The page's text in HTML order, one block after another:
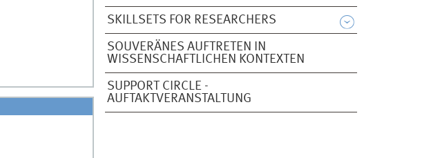
SKILLSETS FOR RESEARCHERS
SOUVERÄNES AUFTRETEN IN
WISSENSCHAFTLICHEN KONTEXTEN
SUPPORT CIRCLE -
AUFTAKTVERANSTALTUNG